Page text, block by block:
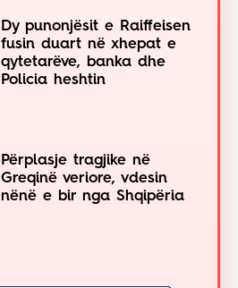
Dy punonjësit e Raiffeisen
fusin duart në xhepat e
qytetarëve, banka dhe
Policia heshtin
Përplasje tragjike në
Greqinë veriore, vdesin
nënë e bir nga Shqipëria